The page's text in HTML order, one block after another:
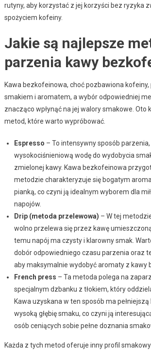
rutyny, aby korzystać z jej korzyści bez ryzyka
spożyciem kofeiny.
Jakie są najlepsze
parzenia kawy
Kawa bezkofeinowa, choć pozbawiona
smakiem i aromatem, a wybór odpowiedniej
znacząco wpłynąć na jej walory smakowe. Oto
metod, które warto wypróbować.
Espresso – To intensywny sposób
wysokociśnieniową wodę do wydobycia
zmielonej kawy. Kawa bezkofeinowa
metodzie charakteryzuje się bogatym
pianką, co czyni ją idealnym wyborem dla
napojów.
Drip (metoda przelewowa) – W tej
wolno przelewa się przez kawę
temu napój ma czysty i klarowny smak.
dobór odpowiedniego czasu parzenia oraz
aby maksymalnie wydobyć aromaty z kawy
French press – Ta metoda polega na
specjalnym dzbanku z tłokiem, który
Kawa uzyskana w ten sposób ma pełniejszą
wysoką głębię smaku, co czyni ją
osób ceniących sobie pełne doznania
Każda z tych metod oferuje inny profil